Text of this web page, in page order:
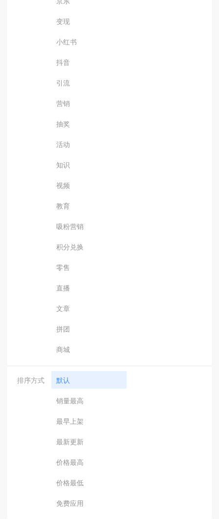
变现
小红书
抖音
引流
营销
抽奖
活动
知识
视频
教育
吸粉营销
积分兑换
零售
直播
文章
拼团
商城
排序方式 默认
销量最高
最早上架
最新更新
价格最高
价格最低
免费应用